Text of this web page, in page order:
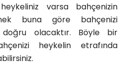
varsa bahçenizin
buna göre bahçenizi
doğru olacaktır. Böyle bir
heykelin etrafında